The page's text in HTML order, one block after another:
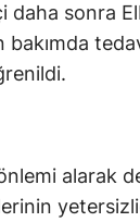
daha sonra
alarak